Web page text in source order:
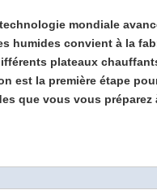
mondiale
humides convient à la
plateaux
est la première étape
que vous vous préparez